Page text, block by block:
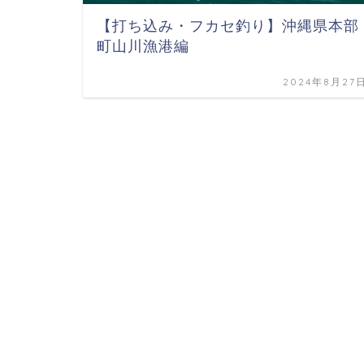
【打ち込み・フカセ釣り】沖縄県本部
町山川漁港編
2024年8月27